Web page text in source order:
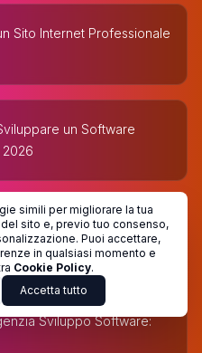
Sito Internet Professionale
un Software
Software: Guida
Sviluppo Software:
simili per migliorare la tua
sito e, previo tuo consenso,
Puoi accettare,
in qualsiasi momento e
Cookie Policy.
Accetta tutto